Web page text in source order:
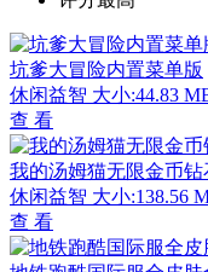
坑爹大冒险内置菜单版
休闲益智 大小:44.83
查 看
我的汤姆猫无限金币钻
休闲益智 大小:138.56
查 看